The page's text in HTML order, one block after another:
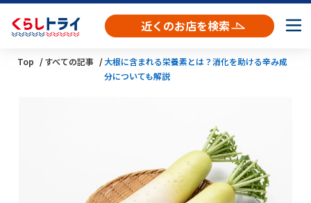
近くのお店を検索
Top すべての記事
大根に含まれる栄養素とは？消化を助ける辛み成
分についても解説